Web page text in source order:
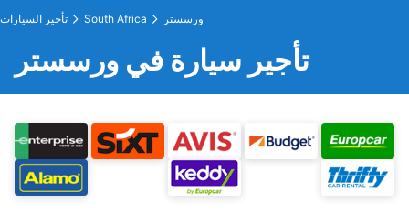
تأجير السيارات South Africa ورسستر
تأجير سيارة في ورسستر